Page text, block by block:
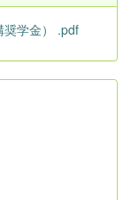
奨学金） .pdf